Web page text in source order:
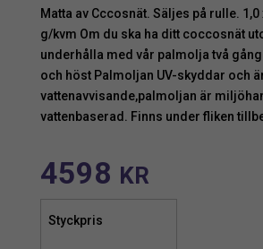
Matta av Cccosnät. Säljes på rulle. 1,0
g/kvm Om du ska ha ditt coccosnät
underhålla med vår palmolja två
och höst Palmoljan UV-skyddar och
vattenavvisande,palmoljan är
vattenbaserad. Finns under fliken
4598 KR
Styckpris